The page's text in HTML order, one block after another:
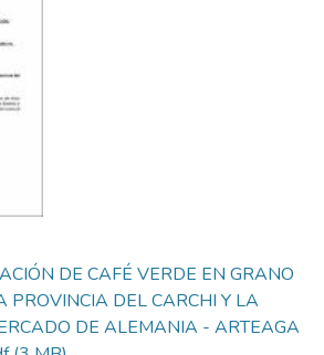
DE CAFÉ VERDE EN GRANO
PROVINCIA DEL CARCHI Y LA
DE ALEMANIA - ARTEAGA